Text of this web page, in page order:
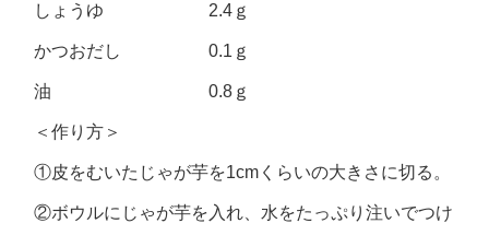
しょうゆ 2.4ｇ
かつおだし 0.1ｇ
油 0.8ｇ
＜作り方＞
①皮をむいたじゃが芋を1cmくらいの大きさに切る。
②ボウルにじゃが芋を入れ、水をたっぷり注いでつけ